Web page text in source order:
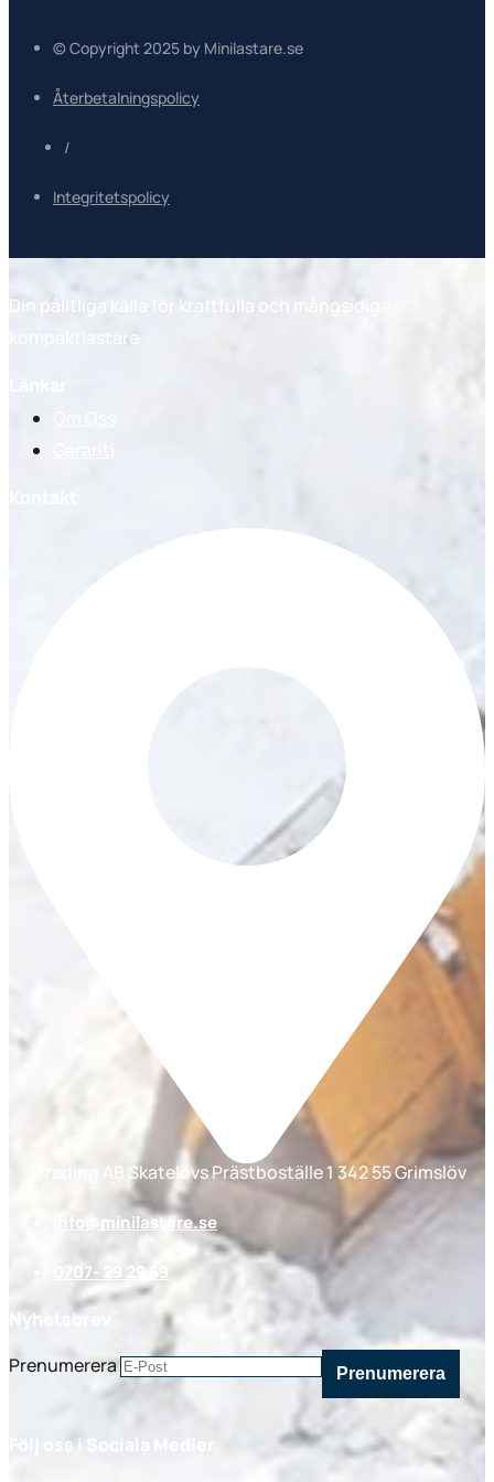
© Copyright 2025 by Minilastare.se
Återbetalningspolicy
/
Integritetspolicy
Din pålitliga källa för kraftfulla och mångsidiga
kompaktlastare
Jtrading AB Skatelövs Prästboställe 1 342 55 Grimslöv
info@minilastare.se
0707- 29 29 69
Nyhetsbrev
Prenumerera
Följ oss i Sociala Medier